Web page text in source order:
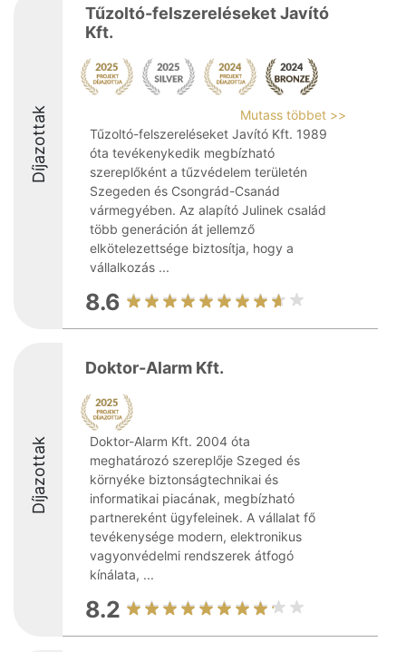
Díjazottak
Tűzoltó-felszereléseket Javító
Kft.
Mutass többet >>
Tűzoltó-felszereléseket Javító Kft. 1989
óta tevékenykedik megbízható
szereplőként a tűzvédelem területén
Szegeden és Csongrád-Csanád
vármegyében. Az alapító Julinek család
több generáción át jellemző
elkötelezettsége biztosítja, hogy a
vállalkozás ...
8.6
Díjazottak
Doktor-Alarm Kft.
Doktor-Alarm Kft. 2004 óta
meghatározó szereplője Szeged és
környéke biztonságtechnikai és
informatikai piacának, megbízható
partnereként ügyfeleinek. A vállalat fő
tevékenysége modern, elektronikus
vagyonvédelmi rendszerek átfogó
kínálata, ...
8.2